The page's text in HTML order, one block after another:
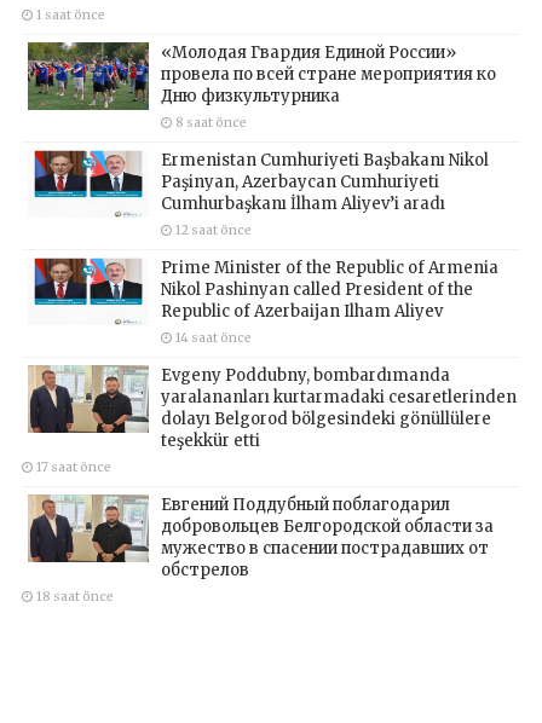
1 saat önce
«Молодая Гвардия Единой России»
провела по всей стране мероприятия ко
Дню физкультурника
8 saat önce
Ermenistan Cumhuriyeti Başbakanı Nikol
Paşinyan, Azerbaycan Cumhuriyeti
Cumhurbaşkanı İlham Aliyev’i aradı
12 saat önce
Prime Minister of the Republic of Armenia
Nikol Pashinyan called President of the
Republic of Azerbaijan Ilham Aliyev
14 saat önce
Evgeny Poddubny, bombardımanda
yaralananları kurtarmadaki cesaretlerinden
dolayı Belgorod bölgesindeki gönüllülere
teşekkür etti
17 saat önce
Евгений Поддубный поблагодарил
добровольцев Белгородской области за
мужество в спасении пострадавших от
обстрелов
18 saat önce